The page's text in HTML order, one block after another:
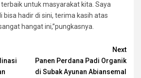
untuk masyarakat kita. Saya
bisa hadir di sini, terima kasih atas
hangat ini,”pungkasnya.
Next
Panen Perdana Padi Organik
di Subak Ayunan Abiansemal